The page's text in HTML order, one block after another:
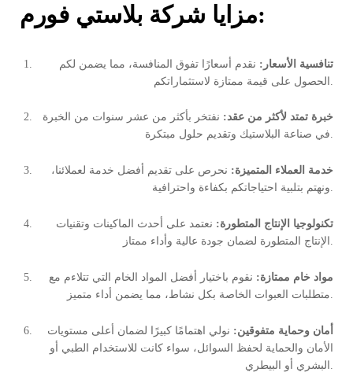
مزايا شركة بلاستي فورم:
تنافسية الأسعار: نقدم أسعارًا تفوق المنافسة، مما يضمن لكم
خبرة تمتد لأكثر من عقد: نفتخر بأكثر من عشر سنوات من الخبرة
في صناعة البلاستيك وتقديم حلول مبتكرة.
خدمة العملاء المتميزة: نحرص على تقديم أفضل خدمة لعملائنا،
ونهتم بتلبية احتياجاتكم بكفاءة واحترافية.
تكنولوجيا الإنتاج المتطورة: نعتمد على أحدث الماكينات وتقنيات
مواد خام ممتازة: نقوم باختيار أفضل المواد الخام التي تتلاءم مع
أمان وحماية متفوقين: نولي اهتمامًا كبيرًا لضمان أعلى مستويات
الأمان والحماية لحفظ السوائل، سواء كانت للاستخدام الطبي أو